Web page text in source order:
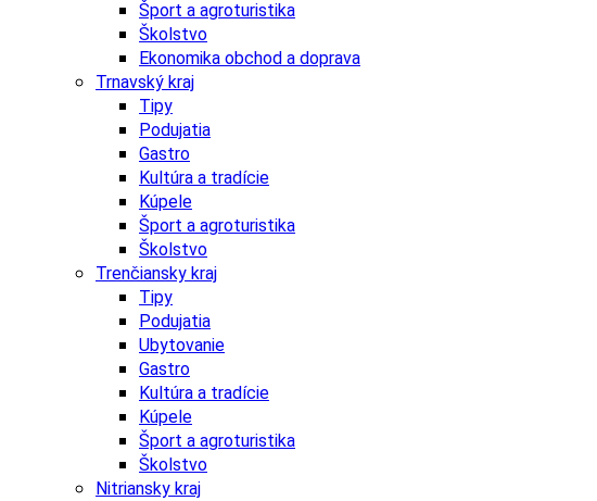
Šport a agroturistika
Školstvo
Ekonomika obchod a doprava
Trnavský kraj
Tipy
Podujatia
Gastro
Kultúra a tradície
Kúpele
Šport a agroturistika
Školstvo
Trenčiansky kraj
Tipy
Podujatia
Ubytovanie
Gastro
Kultúra a tradície
Kúpele
Šport a agroturistika
Školstvo
Nitriansky kraj